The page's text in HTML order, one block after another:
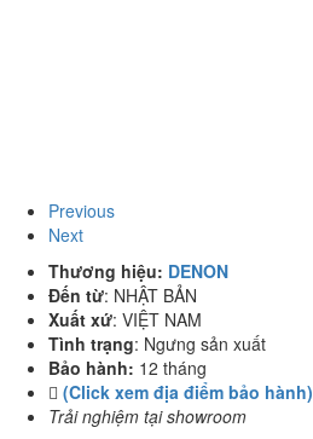
Previous
Next
Thương hiệu: DENON
Đến từ: NHẬT BẢN
Xuất xứ: VIỆT NAM
Tình trạng: Ngưng sản xuất
Bảo hành: 12 tháng
(Click xem địa điểm bảo hành)
Trải nghiệm tại showroom